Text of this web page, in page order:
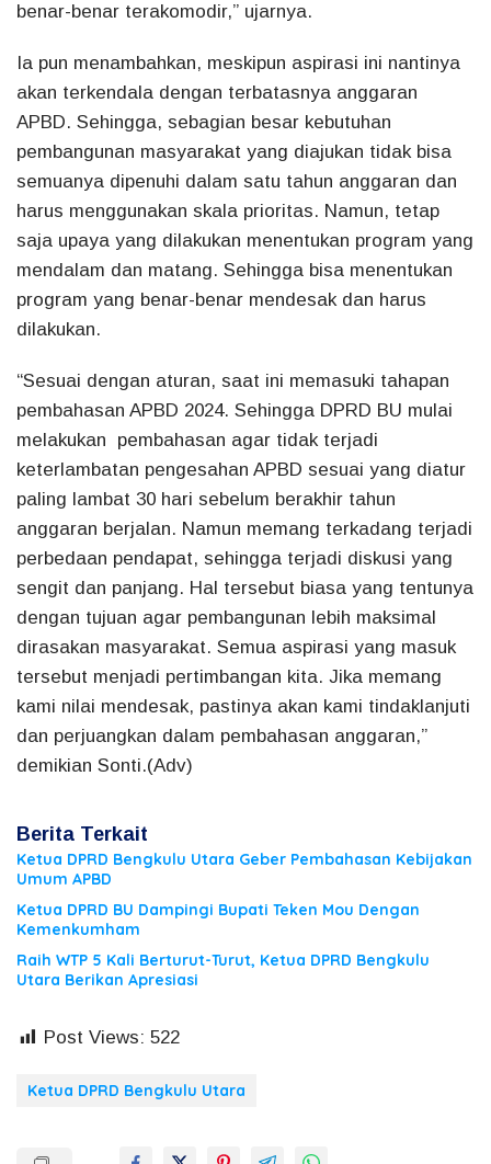
benar-benar terakomodir,” ujarnya.
Ia pun menambahkan, meskipun aspirasi ini nantinya
akan terkendala dengan terbatasnya anggaran
APBD. Sehingga, sebagian besar kebutuhan
pembangunan masyarakat yang diajukan tidak bisa
semuanya dipenuhi dalam satu tahun anggaran dan
harus menggunakan skala prioritas. Namun, tetap
saja upaya yang dilakukan menentukan program yang
mendalam dan matang. Sehingga bisa menentukan
program yang benar-benar mendesak dan harus
dilakukan.
“Sesuai dengan aturan, saat ini memasuki tahapan
pembahasan APBD 2024. Sehingga DPRD BU mulai
melakukan pembahasan agar tidak terjadi
keterlambatan pengesahan APBD sesuai yang diatur
paling lambat 30 hari sebelum berakhir tahun
anggaran berjalan. Namun memang terkadang terjadi
perbedaan pendapat, sehingga terjadi diskusi yang
sengit dan panjang. Hal tersebut biasa yang tentunya
dengan tujuan agar pembangunan lebih maksimal
dirasakan masyarakat. Semua aspirasi yang masuk
tersebut menjadi pertimbangan kita. Jika memang
kami nilai mendesak, pastinya akan kami tindaklanjuti
dan perjuangkan dalam pembahasan anggaran,”
demikian Sonti.(Adv)
Berita Terkait
Ketua DPRD Bengkulu Utara Geber Pembahasan Kebijakan
Umum APBD
Ketua DPRD BU Dampingi Bupati Teken Mou Dengan
Kemenkumham
Raih WTP 5 Kali Berturut-Turut, Ketua DPRD Bengkulu
Utara Berikan Apresiasi
Post Views: 522
Ketua DPRD Bengkulu Utara